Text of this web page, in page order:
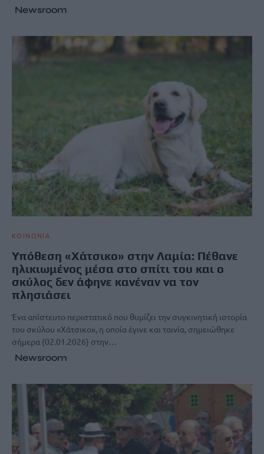
Newsroom
ΚΟΙΝΩΝΙΑ
Υπόθεση «Χάτσικο» στην Λαμία: Πέθανε
ηλικιωμένος μέσα στο σπίτι του και ο
σκύλος δεν άφηνε κανέναν να τον
πλησιάσει
Ένα απίστευτο περιστατικό που θυμίζει την συγκινητική ιστορία
του σκύλου «Χάτσικο», η οποία έγινε και ταινία, σημειώθηκε
σήμερα (02.01.2026) στην…
Newsroom